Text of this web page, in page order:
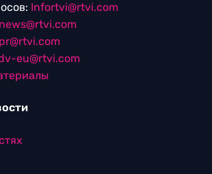
Infortvi@rtvi.com
news@rtvi.com
pr@rtvi.com
eu@rtvi.com